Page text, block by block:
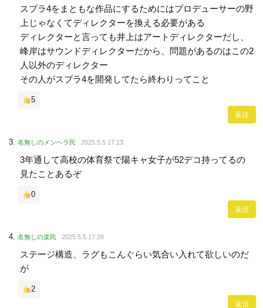
スプラ4をまともな作品にするためにはプロデューサーの野
上じゃなくてディレクターを換える必要がある
ディレクターと言っても井上はアートディレクターだし、
峰岸はサウンドディレクターだから、問題があるのはこの2
人以外のディレクター
その人がスプラ4を開発してたら終わりってこと
5
返信
名無しのメンヘラ民 2025.5.5 17:13
3年通して高校の体育祭で陽キャ女子が52デコ持ってるの
見たことあるぞ
0
返信
名無しの楽民 2025.5.5 17:28
ステージ構造、ラグもこんぐらい気合い入れて欲しいのだ
が
2
返信